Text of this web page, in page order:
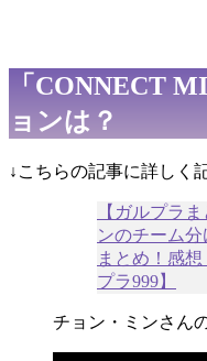
「CONNECT
ョンは？
↓こちらの記事に詳しく
【ガルプラ
ンのチーム
まとめ！感
プラ999】
チョン・ミンさん